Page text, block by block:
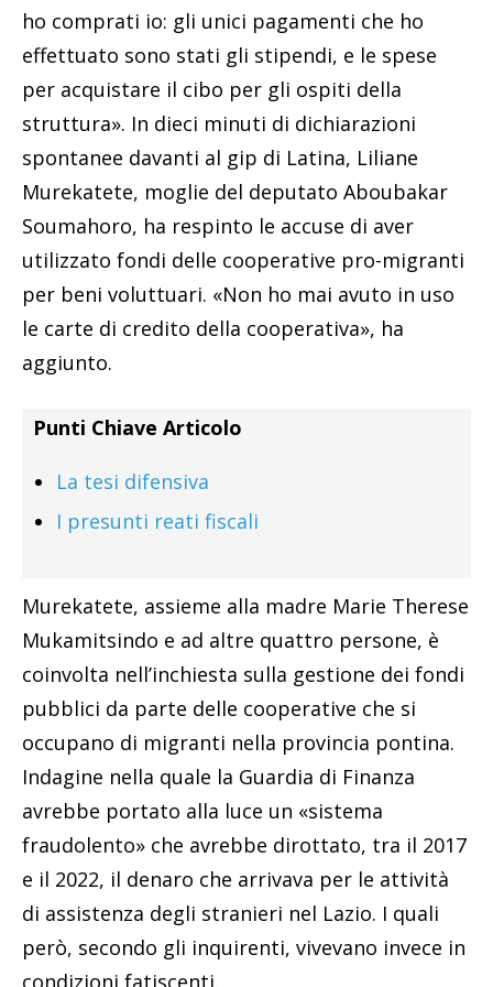
ho comprati io: gli unici pagamenti che ho
effettuato sono stati gli stipendi, e le spese
per acquistare il cibo per gli ospiti della
struttura». In dieci minuti di dichiarazioni
spontanee davanti al gip di Latina, Liliane
Murekatete, moglie del deputato Aboubakar
Soumahoro, ha respinto le accuse di aver
utilizzato fondi delle cooperative pro-migranti
per beni voluttuari. «Non ho mai avuto in uso
le carte di credito della cooperativa», ha
aggiunto.
Punti Chiave Articolo
La tesi difensiva
I presunti reati fiscali
Murekatete, assieme alla madre Marie Therese
Mukamitsindo e ad altre quattro persone, è
coinvolta nell’inchiesta sulla gestione dei fondi
pubblici da parte delle cooperative che si
occupano di migranti nella provincia pontina.
Indagine nella quale la Guardia di Finanza
avrebbe portato alla luce un «sistema
fraudolento» che avrebbe dirottato, tra il 2017
e il 2022, il denaro che arrivava per le attività
di assistenza degli stranieri nel Lazio. I quali
però, secondo gli inquirenti, vivevano invece in
condizioni fatiscenti.